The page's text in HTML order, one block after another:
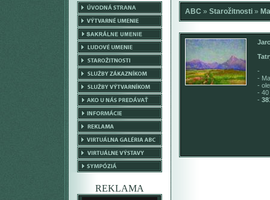
REKLAMA
ABC » Starožitnosti »
-
-
-
- 40
-